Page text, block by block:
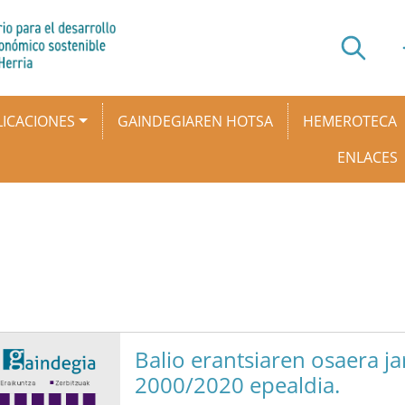
GAINDEGIAREN HOTSA
HEMEROTECA
ENLACES
Balio erantsiaren osaera
2000/2020 epealdia.